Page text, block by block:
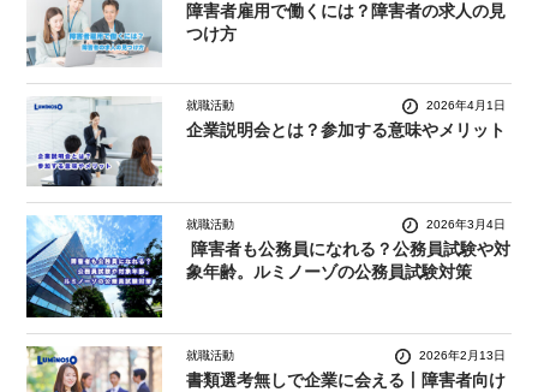
障害者雇用で働くには？障害者の求人の見
つけ方
就職活動 2026年4月1日
企業説明会とは？参加する意味やメリット
就職活動 2026年3月4日
障害者も公務員になれる？公務員試験や対
象年齢。ルミノーゾの公務員試験対策
就職活動 2026年2月13日
書類選考無しで企業に会える丨障害者向け